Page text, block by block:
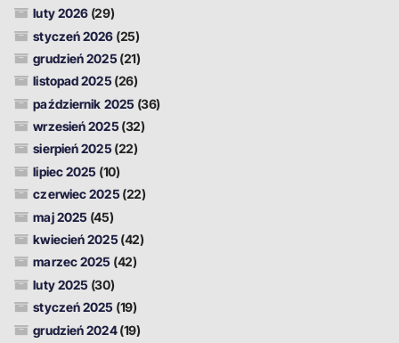
luty 2026 (29)
styczeń 2026 (25)
grudzień 2025 (21)
listopad 2025 (26)
październik 2025 (36)
wrzesień 2025 (32)
sierpień 2025 (22)
lipiec 2025 (10)
czerwiec 2025 (22)
maj 2025 (45)
kwiecień 2025 (42)
marzec 2025 (42)
luty 2025 (30)
styczeń 2025 (19)
grudzień 2024(19)